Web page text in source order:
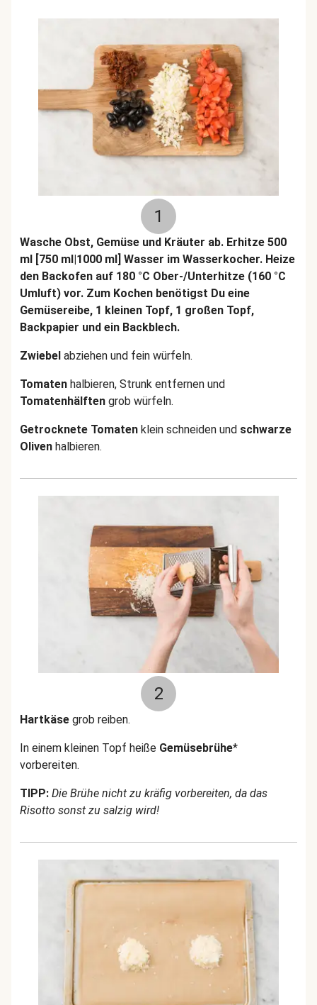
1
Wasche Obst, Gemüse und Kräuter ab. Erhitze 500
ml [750 ml|1000 ml] Wasser im Wasserkocher. Heize
den Backofen auf 180 °C Ober-/Unterhitze (160 °C
Umluft) vor. Zum Kochen benötigst Du eine
Gemüsereibe, 1 kleinen Topf, 1 großen Topf,
Backpapier und ein Backblech.
Zwiebel abziehen und fein würfeln.
Tomaten halbieren, Strunk entfernen und
Tomatenhälften grob würfeln.
Getrocknete Tomaten klein schneiden und schwarze
Oliven halbieren.
2
Hartkäse grob reiben.
In einem kleinen Topf heiße Gemüsebrühe*
vorbereiten.
TIPP: Die Brühe nicht zu kräfig vorbereiten, da das
Risotto sonst zu salzig wird!